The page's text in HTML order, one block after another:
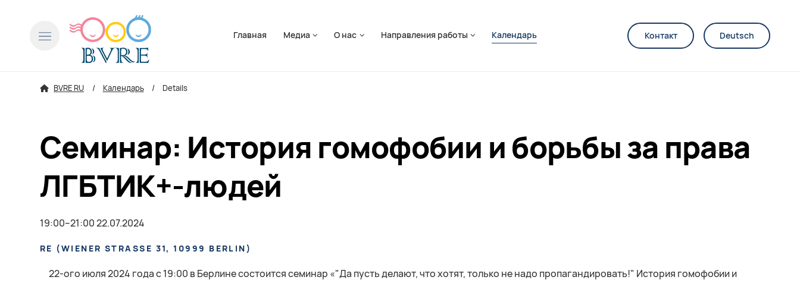
Главная
Медиа О нас Направления работы Календарь Контакт Deutsch
BVRE RU Календарь Details
Семинар: История гомофобии и борьбы за права
ЛГБТИК+-людей
19:00–21:00 22.07.2024
RE (WIENER STRASSE 31, 10999 BERLIN )
22-ого июля 2024 года c 19:00 в Берлине состоится семинар «"Да пусть делают, что хотят, только не надо пропагандировать!" История гомофобии и